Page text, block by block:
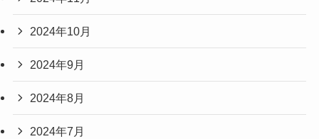
2024年10月
2024年9月
2024年8月
2024年7月